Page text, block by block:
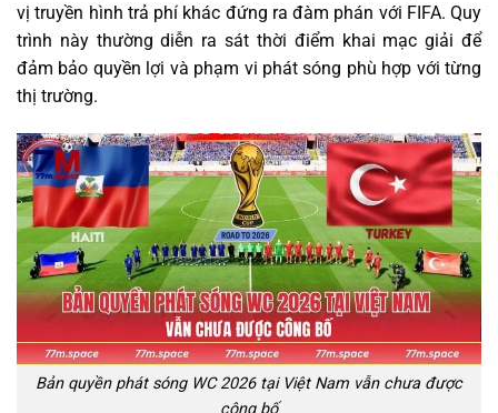
vị truyền hình trả phí khác đứng ra đàm phán với FIFA. Quy
trình này thường diễn ra sát thời điểm khai mạc giải để
đảm bảo quyền lợi và phạm vi phát sóng phù hợp với từng
thị trường.
Bản quyền phát sóng WC 2026 tại Việt Nam vẫn chưa được